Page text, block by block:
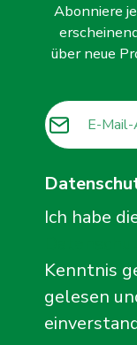
Abonniere
über neue
E-Mail-
Ich habe
Kenntnis
gelesen